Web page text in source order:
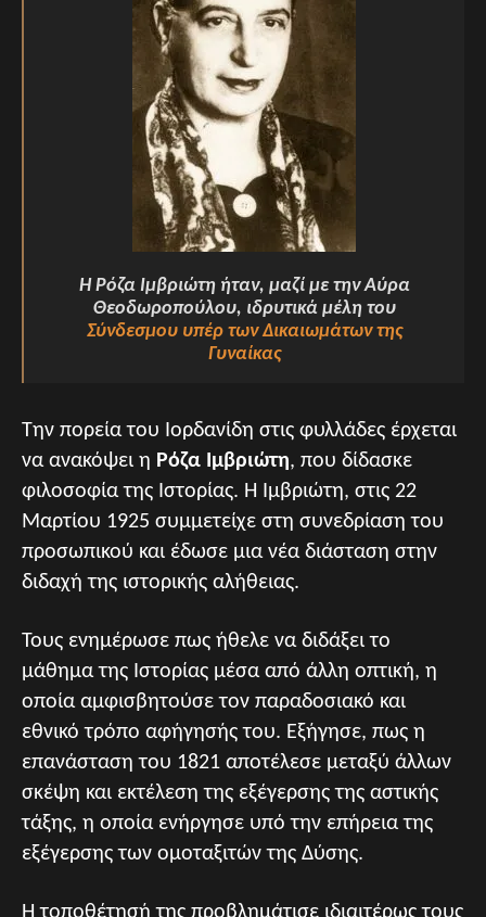
Η Ρόζα Ιμβριώτη ήταν, μαζί με την Αύρα
Θεοδωροπούλου, ιδρυτικά μέλη του
Σύνδεσμου υπέρ των Δικαιωμάτων της
Γυναίκας
Την πορεία του Ιορδανίδη στις φυλλάδες έρχεται
να ανακόψει η Ρόζα Ιμβριώτη, που δίδασκε
φιλοσοφία της Ιστορίας. Η Ιμβριώτη, στις 22
Μαρτίου 1925 συμμετείχε στη συνεδρίαση του
προσωπικού και έδωσε μια νέα διάσταση στην
διδαχή της ιστορικής αλήθειας.
Τους ενημέρωσε πως ήθελε να διδάξει το
μάθημα της Ιστορίας μέσα από άλλη οπτική, η
οποία αμφισβητούσε τον παρα­δοσιακό και
εθνικό τρόπο αφήγησής του. Εξήγησε, πως η
επανάσταση του 1821 αποτέλεσε μεταξύ άλλων
σκέψη και εκτέλεση της εξέγερσης της αστικής
τάξης, η οποία ενήργησε υπό την επήρεια της
εξέγερσης των ομοταξιτών της Δύσης.